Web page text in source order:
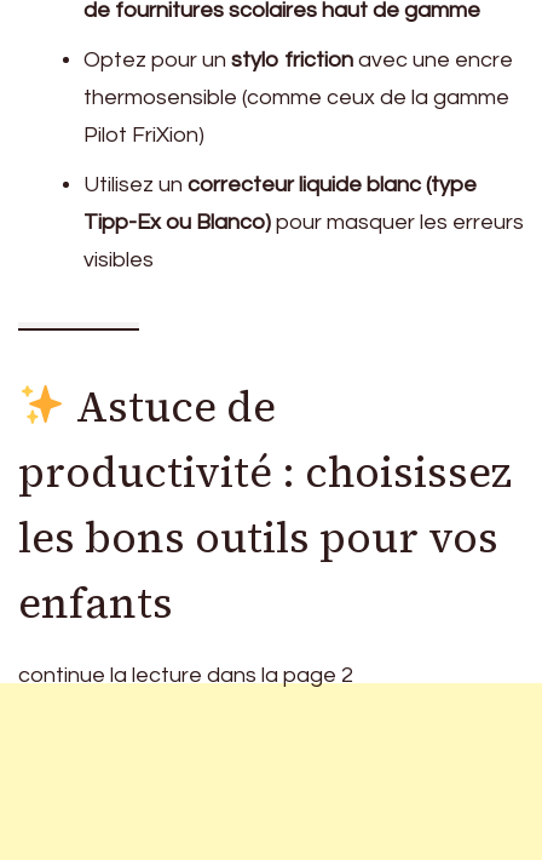
de fournitures scolaires haut de gamme
Optez pour un stylo friction avec une encre
thermosensible (comme ceux de la gamme
Pilot FriXion)
Utilisez un correcteur liquide blanc (type
Tipp-Ex ou Blanco) pour masquer les erreurs
visibles
Astuce de
productivité : choisissez
les bons outils pour vos
enfants
continue la lecture dans la page 2